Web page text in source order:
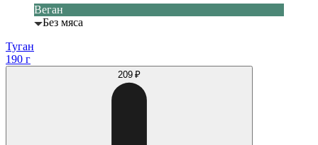
Веган
Без мяса
Туган
190 г
209 ₽